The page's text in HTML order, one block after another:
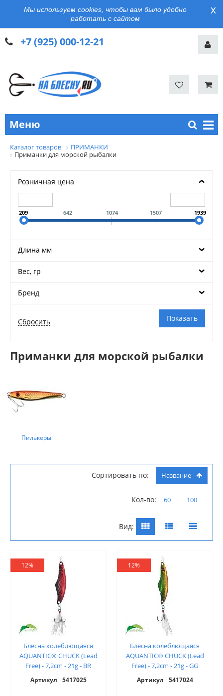
Мы используем cookies, чтобы вам было удобно
работать с сайтом
x
+7 (925) 000-12-21
Меню
Каталог товаров
ПРИМАНКИ
Приманки для морской рыбалки
Розничная цена
209 642 1074 1507 1939
Длина мм
Вес, гр
Бренд
Приманки для морской рыбалки
Пилькеры
Сортировать по: Название
Кол-во: 60 100
Вид:
12%
Блесна колеблющаяся
AQUANTIC® CHUCK (Lead
Free) - 7,2cm - 21g - BR
Артикул 5417025
12%
Блесна колеблющаяся
AQUANTIC® CHUCK (Lead
Free) - 7,2cm - 21g - GG
Артикул 5417024